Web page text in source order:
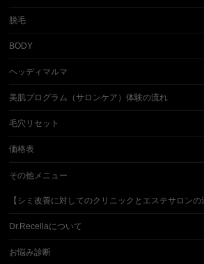
脱毛
BODY
ヘッディマルマ
美肌プログラム（サロンケア）体験の流れ
毛穴リセット
価格表
その他メニュー
【シミ改善に対してのクリニックとエステサロンの
Dr.Recellaについて
お悩み診断